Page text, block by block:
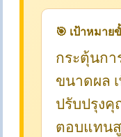
🎯 เป้าหมา
กระตุ้นก
ขนาดผล
ปรับปรุง
ตอบแทน